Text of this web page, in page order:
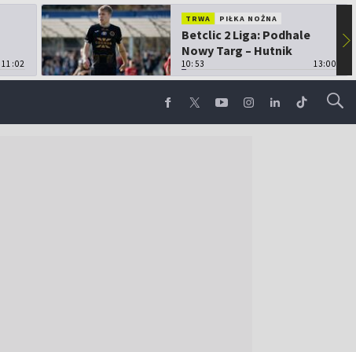
11:02
TRWA PIŁKA NOŻNA
Betclic 2 Liga: Podhale
Nowy Targ – Hutnik
Kraków
10:53 13:00
▶